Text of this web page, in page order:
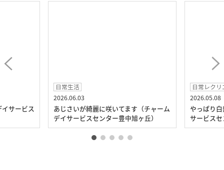
サービス
日常生活
2026.06.03
あじさいが綺麗に咲いてます（チャーム
デイサービスセンター豊中旭ヶ丘）
日常レク
2026.05.08
やっぱり
サービス